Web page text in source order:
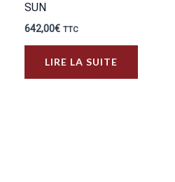
SUN
642,00€ TTC
LIRE LA SUITE